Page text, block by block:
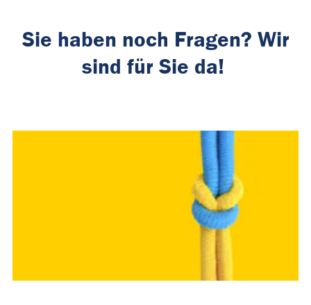
Sie haben noch Fragen? Wir
sind für Sie da!